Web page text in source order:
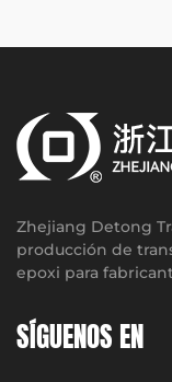
Zhejiang Detong
producción de
epoxi para
SÍGUENOS EN